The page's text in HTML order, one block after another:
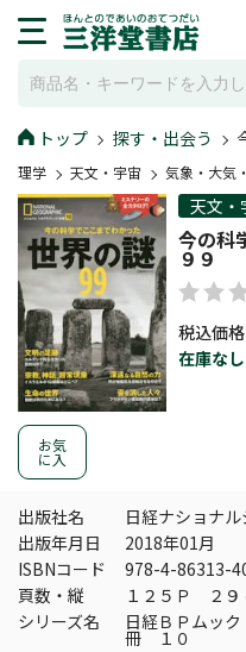
トップ 探す・出会う
理学 天文・宇宙 気象・大気
お気
に入
天文・
今の科
９９
税込価
在庫な
出版社名
日経ナショナ
出版年月日
2018年01月
ISBNコード
978-4-86313-
頁数・縦
１２５Ｐ ２９
シリーズ名
日経ＢＰムッ
冊 １０